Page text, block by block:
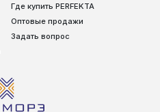
Где купить PERFEKTA
Оптовые продажи
Задать вопрос